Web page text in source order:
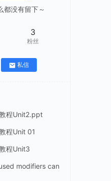
都没有留下～
3
粉丝
私信
程Unit2.ppt
程Unit 01
程Unit3
modifiers can